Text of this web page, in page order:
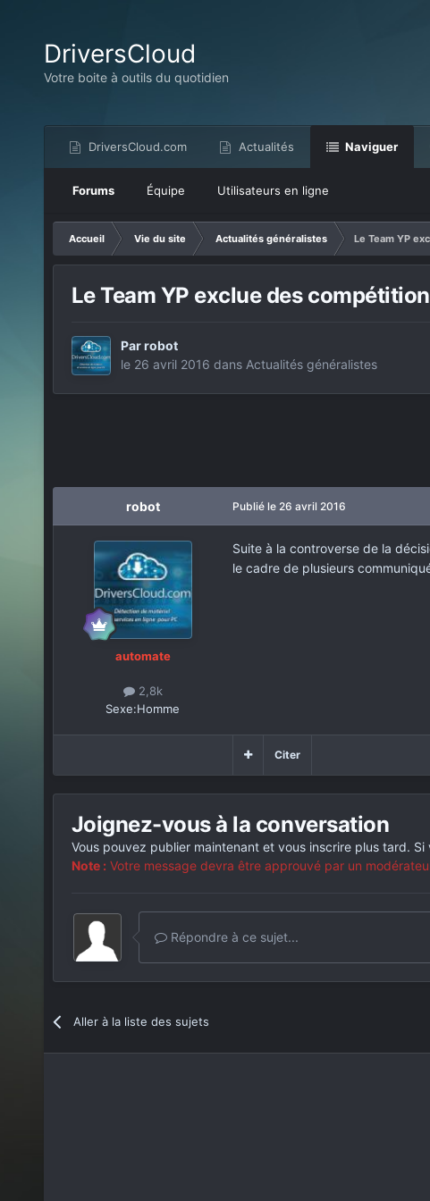
DriversCloud
Votre boite à outils du quotidien
DriversCloud.com Actualités Naviguer
Forums Équipe Utilisateurs en ligne
Accueil Vie du site Actualités généralistes
Le Team YP
Le Team YP exclue des
Parrobot
le 26 avril 2016 dans Actualités généralistes
robot
automate
2,8k
Sexe:Homme
Publié le 26 avril 2016
Suite à la controverse de la
le cadre de plusieurs
Citer
Joignez-vous à la conversation
Vous pouvez publier maintenant et vous inscrire plus tard.
Note : Votre message devra être approuvé par un
Répondre à ce sujet...
Aller à la liste des sujets